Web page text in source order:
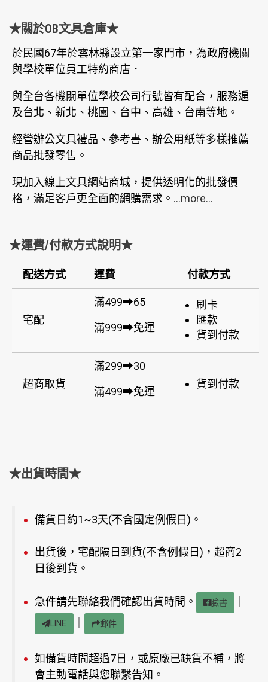
★關於OB文具倉庫★
於民國67年於雲林縣設立第一家門市，為政府機關
與學校單位員工特約商店．
與全台各機關單位學校公司行號皆有配合，服務遍
及台北、新北、桃園、台中、高雄、台南等地。
經營辦公文具禮品、參考書、辦公用紙等多樣推薦
商品批發零售。
現加入線上文具網站商城，提供透明化的批發價
格，滿足客戶更全面的網購需求。 ...more...
★運費/付款方式說明★
配送方式 運費 付款方式
宅配
滿499➡65
滿999➡免運
刷卡
匯款
貨到付款
超商取貨
滿299➡30
滿499➡免運
貨到付款
★出貨時間★
備貨日約1~3天(不含國定例假日)。
出貨後，宅配隔日到貨(不含例假日)，超商2
日後到貨。
急件請先聯絡我們確認出貨時間。 臉書
LINE 郵件
如備貨時間超過7日，或原廠已缺貨不補，將
會主動電話與您聯繫告知。